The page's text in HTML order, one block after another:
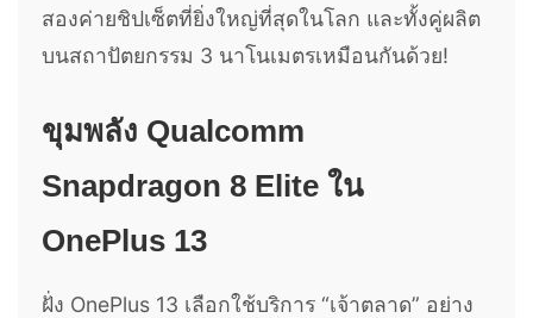
สองค่ายชิปเซ็ตที่ยิ่งใหญ่ที่สุดในโลก และทั้งคู่ผลิต
บนสถาปัตยกรรม 3 นาโนเมตรเหมือนกันด้วย!
ขุมพลัง Qualcomm
Snapdragon 8 Elite ใน
OnePlus 13
ฝั่ง OnePlus 13 เลือกใช้บริการ “เจ้าตลาด” อย่าง